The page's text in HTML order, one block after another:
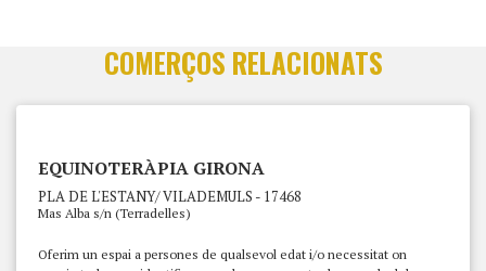
COMERÇOS RELACIONATS
EQUINOTERÀPIA GIRONA
PLA DE L'ESTANY/ VILADEMULS - 17468
Mas Alba s/n (Terradelles)
Oferim un espai a persones de qualsevol edat i/o necessitat on